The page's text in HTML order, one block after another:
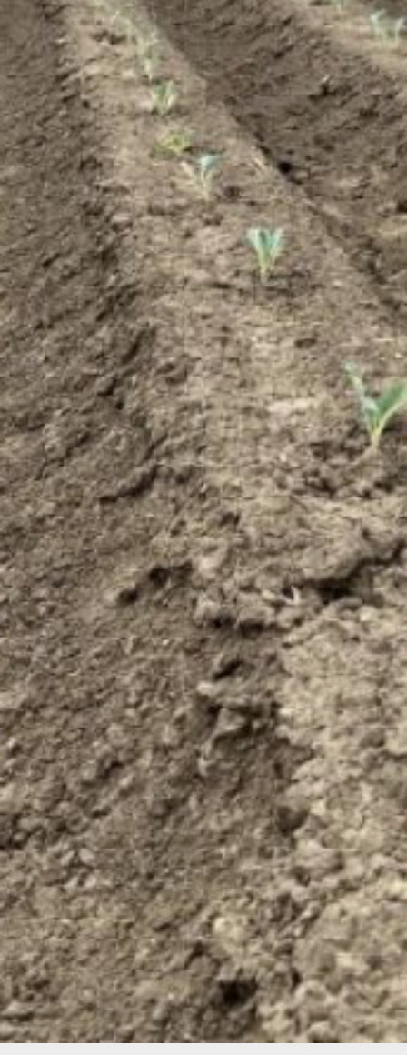
по площадям
под картофель и овощи»,
— отметил консультант
отдела растениеводства
Сергей Фирстов.
В Хабаровском крае
активно завершается
посевная кампания:
хозяйства освоили 6,6
тысячи гектаров
под зерновые, 36,8
тысячи гектаров отвели
под сою, картофель занял
5,9 тысячи гектаров,
овощебахчевые культуры
— 2,6 тысячи гектаров,
кормовые культуры —
5,2 тысячи гектаров.
Особенно высокие темпы
работ
продемонстрировали
сельхозпредприятия
Хабаровского,
Вяземского, района
имени Лазо и Бикинского
округа.
Власти региона
оказывают фермерам
всестороннюю
поддержку:
предусмотрены выплаты
на покупку техники,
оборудования и элитных
семян, покрытие
лизинговых и страховых
платежей,
финансирование
агротехнологических
работ, приобретение
удобрений, запчастей
и средств защиты
растений. Дополнительно
стимулируется
выращивание картофеля
и овощей.
В ТЕМУ:
Хабаровский край
наращивает посевные
площади
Читайте нас в соцсетях:
ВКонтакте,
Одноклассники, Телеграм
илиЯндекс.ДзениМАКС
Как вам материал?
Огонь!
Супер
Удивило
Грустно
Злость
Разочарование